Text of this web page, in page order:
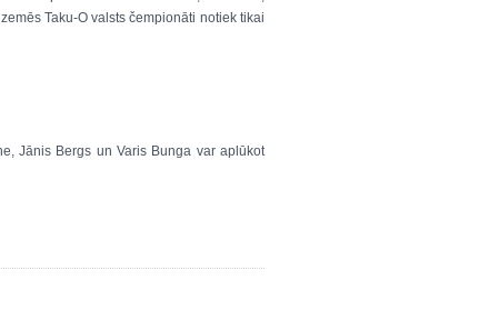
Taku-O valsts čempionāti notiek tikai
Jānis Bergs un Varis Bunga var aplūkot